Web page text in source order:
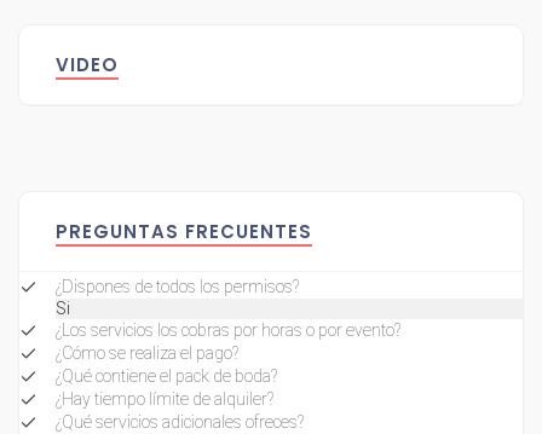
VIDEO
PREGUNTAS FRECUENTES
¿Dispones de todos los permisos?
Si
¿Los servicios los cobras por horas o por evento?
¿Cómo se realiza el pago?
¿Qué contiene el pack de boda?
¿Hay tiempo límite de alquiler?
¿Qué servicios adicionales ofreces?